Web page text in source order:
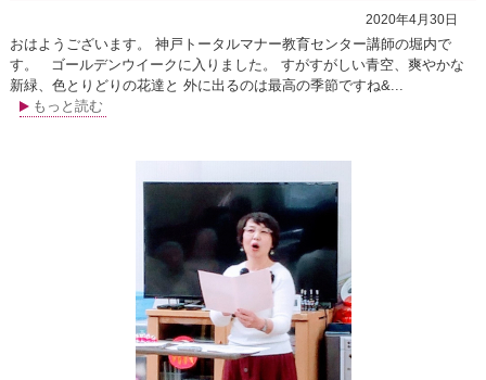
2020年4月30日
おはようございます。 神戸トータルマナー教育センター講師の堀内で
す。 ゴールデンウイークに入りました。 すがすがしい青空、爽やかな
新緑、色とりどりの花達と 外に出るのは最高の季節ですね&...
もっと読む